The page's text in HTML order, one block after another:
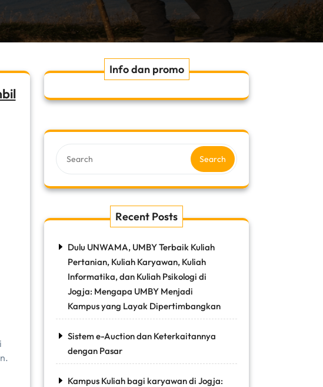
Info dan promo
Search
Recent Posts
Dulu UNWAMA, UMBY Terbaik Kuliah
Pertanian, Kuliah Karyawan, Kuliah
Informatika, dan Kuliah Psikologi di
Jogja: Mengapa UMBY Menjadi
Kampus yang Layak Dipertimbangkan
Sistem e-Auction dan Keterkaitannya
dengan Pasar
Kampus Kuliah bagi karyawan di Jogja: